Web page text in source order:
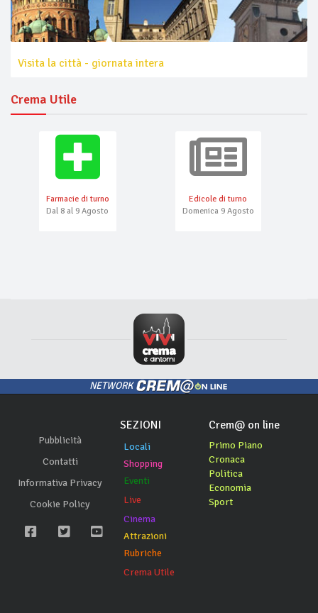
Visita la città - giornata intera
Crema Utile
Farmacie di turno
Dal 8 al 9 Agosto
Edicole di turno
Domenica 9 Agosto
NETWORK
Pubblicità
Contatti
Informativa Privacy
Cookie Policy
SEZIONI
Locali
Shopping
Eventi
Live
Cinema
Attrazioni
Rubriche
Crema Utile
Crem@ on line
Primo Piano
Cronaca
Politica
Economia
Sport